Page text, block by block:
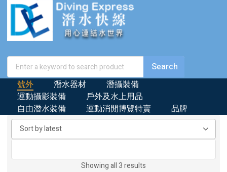
號外 潛水器材
潛攝裝備
運動攝影裝備
戶外及水上用品
自由潛水裝備
運動消閒博覽特賣 品牌
Showing all 3 results